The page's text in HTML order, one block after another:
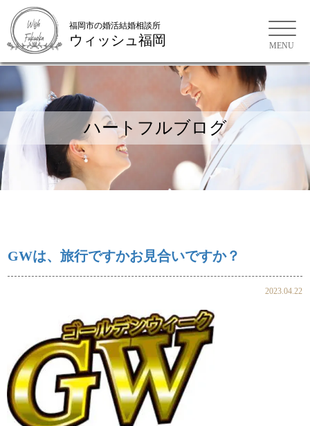
福岡市の婚活結婚相談所
コース・料金・入会案内
福岡市の婚活結婚相談所
ウィッシュ福岡
ハートフルブログ
GWは、旅行ですかお見合いですか？
2023.04.22